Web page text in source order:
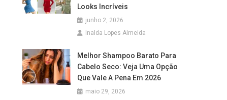
Looks Incríveis
junho 2, 2026
Inalda Lopes Almeida
Melhor Shampoo Barato Para
Cabelo Seco: Veja Uma Opção
Que Vale A Pena Em 2026
maio 29, 2026